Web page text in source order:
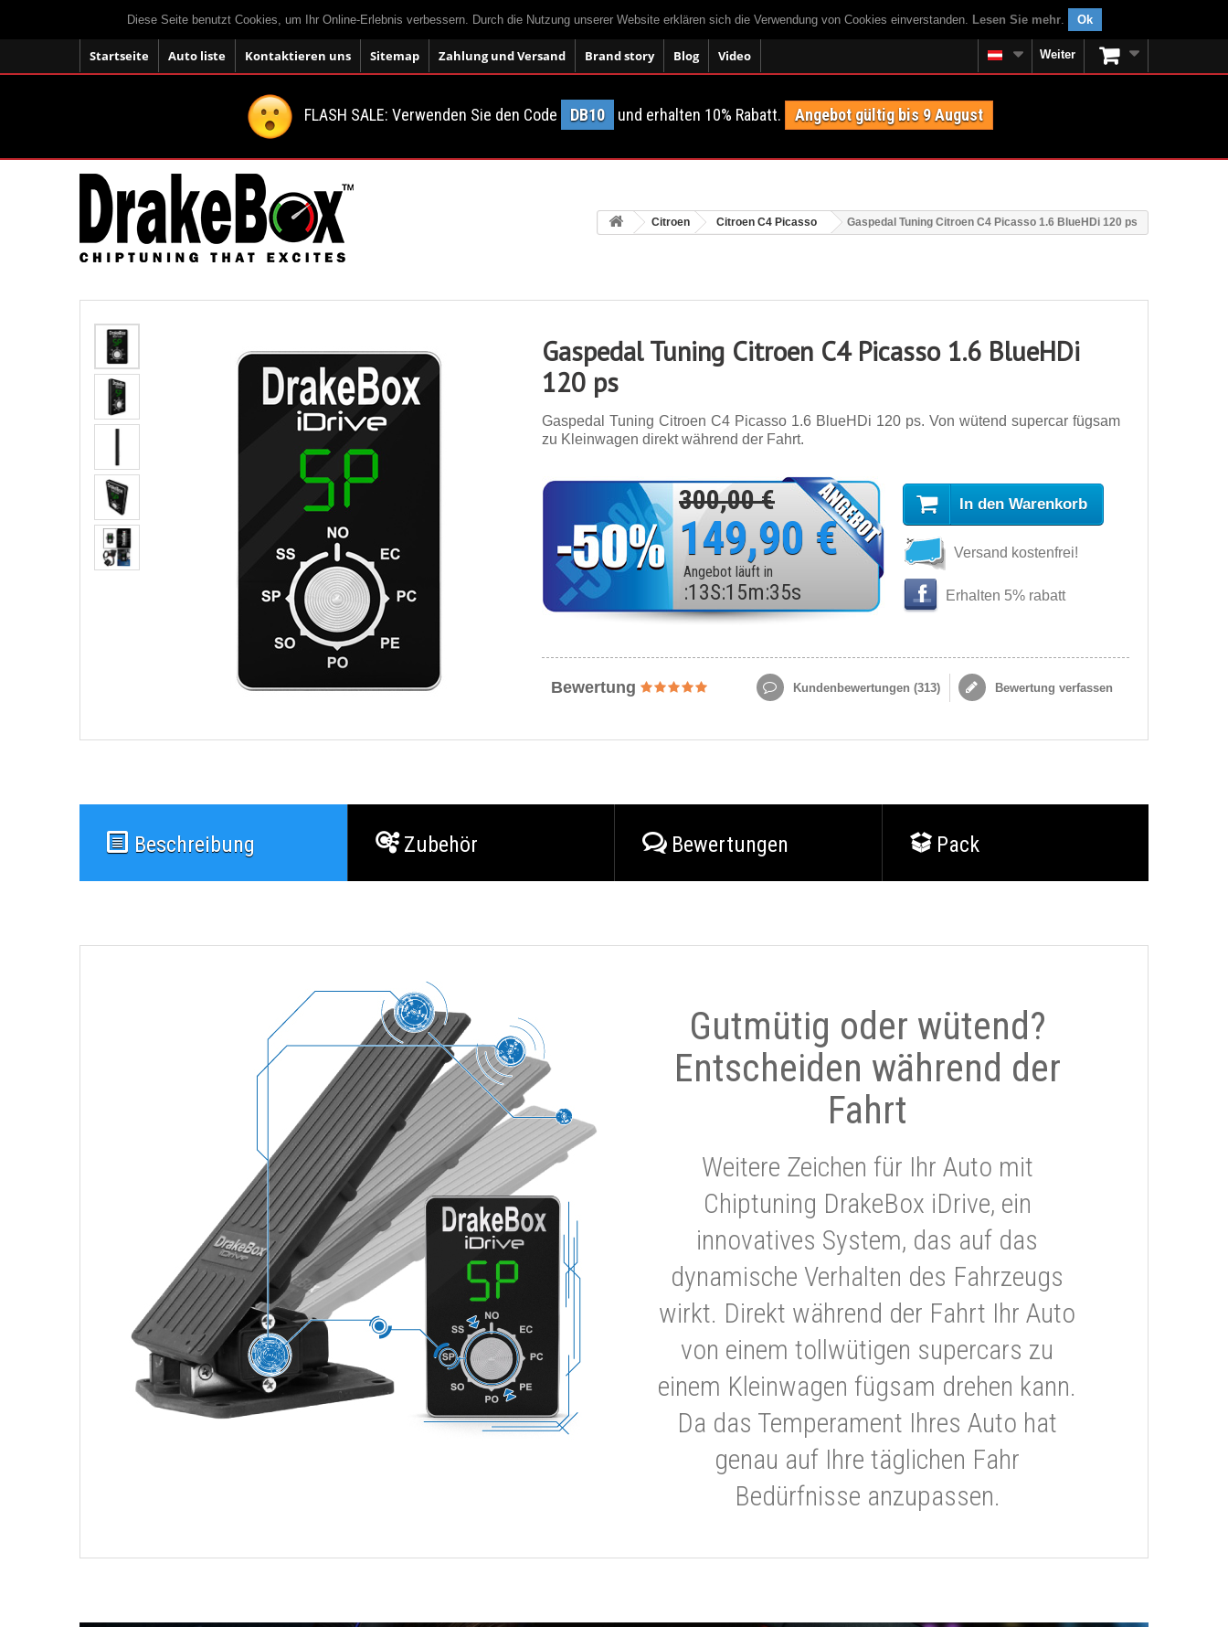
Diese Seite benutzt Cookies, um Ihr Online-Erlebnis verbessern. Durch die Nutzung unserer Website erklären sich die Verwendung von Cookies einverstanden. Lesen Sie mehr. Ok
Startseite Auto liste Kontaktieren uns Sitemap Zahlung und Versand Brand story Blog Video Weiter
FLASH SALE: Verwenden Sie den Code DB10 und erhalten 10% Rabatt. Angebot gültig bis 9 August
Citroen Citroen C4 Picasso Gaspedal Tuning Citroen C4 Picasso 1.6 BlueHDi 120 ps
Gaspedal Tuning Citroen C4 Picasso 1.6 BlueHDi
120 ps
Gaspedal Tuning Citroen C4 Picasso 1.6 BlueHDi 120 ps. Von wütend supercar fügsam
zu Kleinwagen direkt während der Fahrt.
300,00 €
149,90 €
Angebot läuft in
:13S:15m:33s
In den Warenkorb
Versand kostenfrei!
Erhalten 5% rabatt
Bewertung Kundenbewertungen (313) Bewertung verfassen
Beschreibung Zubehör Bewertungen Pack
Gutmütig oder wütend?
Entscheiden während der
Fahrt
Weitere Zeichen für Ihr Auto mit
Chiptuning DrakeBox iDrive, ein
innovatives System, das auf das
dynamische Verhalten des Fahrzeugs
wirkt. Direkt während der Fahrt Ihr Auto
von einem tollwütigen supercars zu
einem Kleinwagen fügsam drehen kann.
Da das Temperament Ihres Auto hat
genau auf Ihre täglichen Fahr
Bedürfnisse anzupassen.